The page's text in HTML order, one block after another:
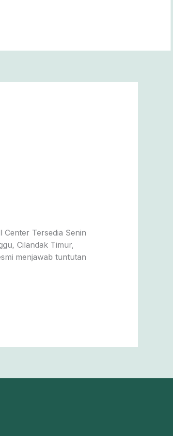
Tersedia Senin
Cilandak Timur,
menjawab tuntutan